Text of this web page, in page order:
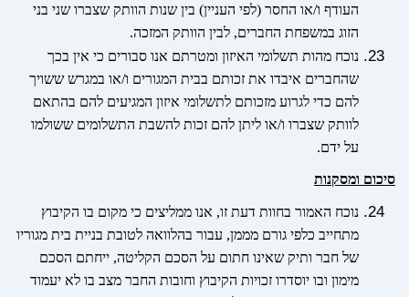
העודף ו/או החסר (לפי העניין) בין שנות הוותק שצברו שני בני
הזוג במשפחת החברים, לבין הוותק המזכה.
נוכח מהות תשלומי האיזון ומטרתם אנו סבורים כי אין בכך
שהחברים איבדו את זכותם בבית המגורים ו/או במגרש ששויך
להם כדי לגרוע מזכותם לתשלומי איזון המגיעים להם בהתאם
לוותק שצברו ו/או ליתן להם זכות להשבת התשלומים ששולמו
על ידם.
סיכום ומסקנות
נוכח האמור בחוות דעת זו, אנו ממליצים כי מקום בו הקיבוץ
מתחייב כלפי גורם מממן, עבור בהלוואה לטובת בניית בית מגוריו
של חבר ותיק שאינו חתום על הסכם הקליטה, ייחתם הסכם
מימון ובו יוסדרו זכויות הקיבוץ וחובות החבר מצב בו לא יעמוד